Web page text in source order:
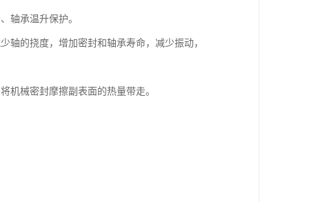
轴承温升保护。
轴的挠度，增加密封和轴承寿命，减少振动，
机械密封摩擦副表面的热量带走。